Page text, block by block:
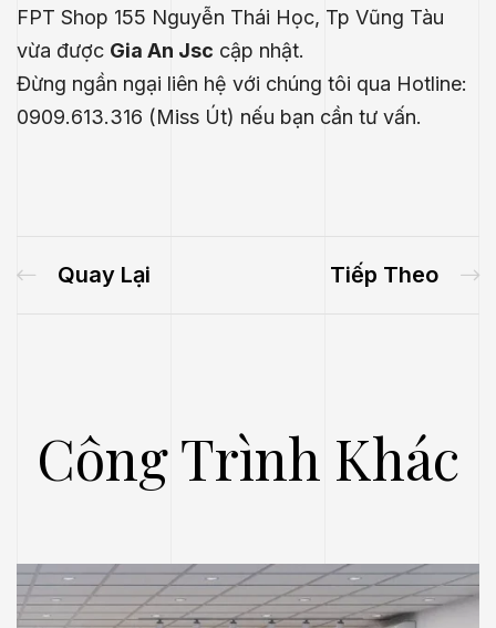
FPT Shop 155 Nguyễn Thái Học, Tp Vũng Tàu
vừa được Gia An Jsc cập nhật.
Đừng ngần ngại liên hệ với chúng tôi qua Hotline:
0909.613.316 (Miss Út) nếu bạn cần tư vấn.
Quay Lại Tiếp Theo
Công Trình Khác